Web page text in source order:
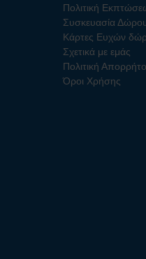
Πολιτική
Συσκευασία
Κάρτες Ευχών
Σχετικά με εμάς
Πολιτική
Όροι Χρήσης